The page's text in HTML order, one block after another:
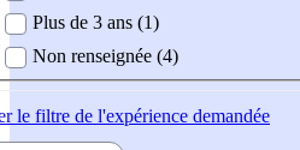
Plus de 3 ans (1)
Non renseignée (4)
le filtre de l'expérience demandée